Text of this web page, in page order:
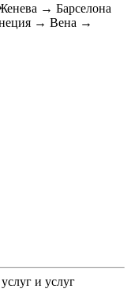
→ Барселона
→ Вена →
и услуг